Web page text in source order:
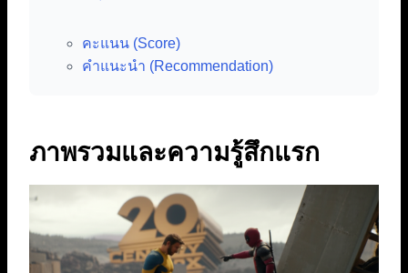
คะแนน (Score)
คำแนะนำ (Recommendation)
ภาพรวมและความรู้สึกแรก